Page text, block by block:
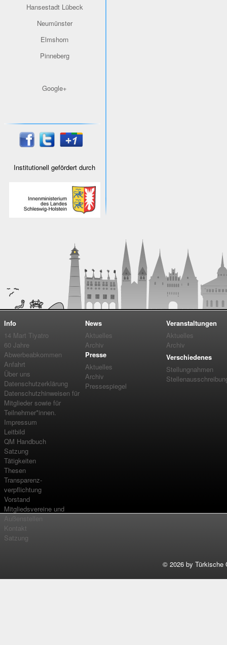
Hansestadt Lübeck
Neumünster
Elmshorn
Pinneberg
Google+
Institutionell gefördert durch
Info
14 Mart Tiyatro
60 Jahre
Abwerbeabkommen
Anfahrt
Über uns
Datenschutzerklärung
Datenschutzhinweisen für
Mitglieder sowie für
Teilnehmer*innen.
Impressum
Leitbild
QM Handbuch
Satzung
Tätigkeiten
Thesen
Transparenz-
verpflichtung
Vorstand
Mitgliedsvereine und
Außenstellen
Kontakt
Satzung
News
Aktuelles
Archiv
Presse
Aktuelles
Archiv
Pressespiegel
Veranstaltungen
Aktuelles
Archiv
Verschiedenes
Stellungnahmen
© 2026 by Türkische